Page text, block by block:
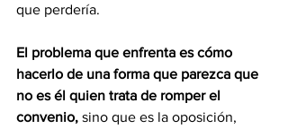
que perdería.
El problema que enfrenta es cómo
hacerlo de una forma que parezca que
no es él quien trata de romper el
convenio, sino que es la oposición,